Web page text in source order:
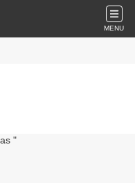
MENU